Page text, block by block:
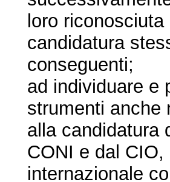
loro
candidatura
conseguenti;
ad individuare e
strumenti anche
alla candidatura
CONI e dal
internazionale